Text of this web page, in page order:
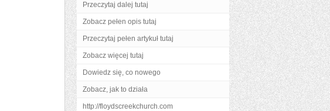
Przeczytaj dalej tutaj
Zobacz pełen opis tutaj
Przeczytaj pełen artykuł tutaj
Zobacz więcej tutaj
Dowiedz się, co nowego
Zobacz, jak to działa
http://floydscreekchurch.com